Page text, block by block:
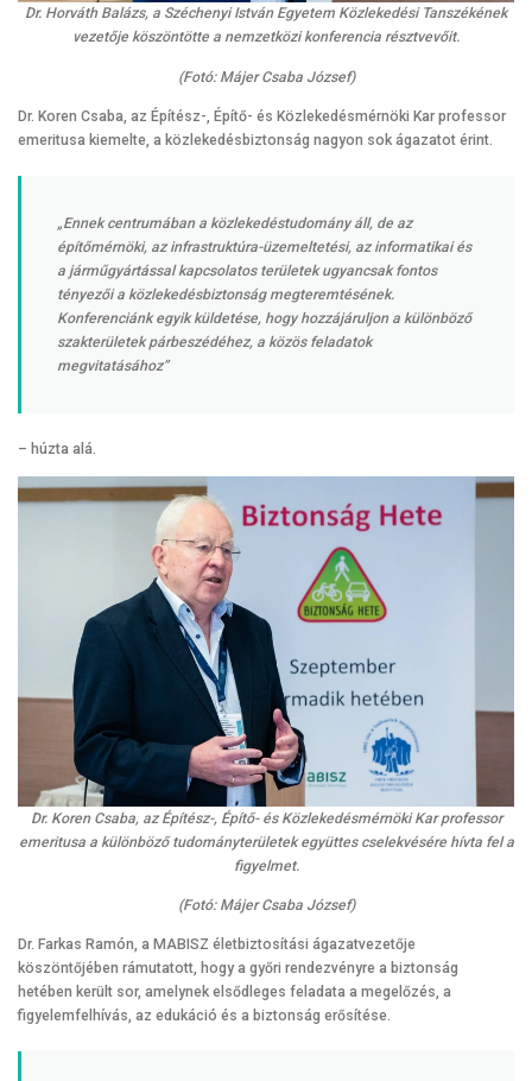
Dr. Horváth Balázs, a Széchenyi István Egyetem Közlekedési Tanszékének
vezetője köszöntötte a nemzetközi konferencia résztvevőit.
(Fotó: Májer Csaba József)
Dr. Koren Csaba, az Építész-, Építő- és Közlekedésmérnöki Kar professor
emeritusa kiemelte, a közlekedésbiztonság nagyon sok ágazatot érint.
„Ennek centrumában a közlekedéstudomány áll, de az
építőmérnöki, az infrastruktúra-üzemeltetési, az informatikai és
a járműgyártással kapcsolatos területek ugyancsak fontos
tényezői a közlekedésbiztonság megteremtésének.
Konferenciánk egyik küldetése, hogy hozzájáruljon a különböző
szakterületek párbeszédéhez, a közös feladatok
megvitatásához”
– húzta alá.
Dr. Koren Csaba, az Építész-, Építő- és Közlekedésmérnöki Kar professor
emeritusa a különböző tudományterületek együttes cselekvésére hívta fel a
figyelmet.
(Fotó: Májer Csaba József)
Dr. Farkas Ramón, a MABISZ életbiztosítási ágazatvezetője
köszöntőjében rámutatott, hogy a győri rendezvényre a biztonság
hetében került sor, amelynek elsődleges feladata a megelőzés, a
figyelemfelhívás, az edukáció és a biztonság erősítése.